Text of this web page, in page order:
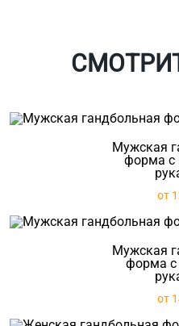
Мужская
форма с
от
Мужская
форма
от